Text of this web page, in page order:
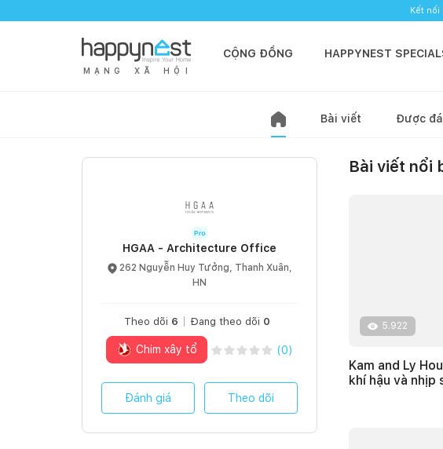
Kết
M Ạ N G X Ã H Ộ I
CỘNG ĐỒNG HAPPYNEST
Bài viết Được
HGAA - Architecture Office
262 Nguyễn Huy Tưởng, Thanh Xuân,
HN
Theo dõi 6 Đang theo dõi 0
Chim xây tổ (0)
Đánh giá Theo dõi
Bài viết nổi
5.922
Kam and Ly
khí hậu và